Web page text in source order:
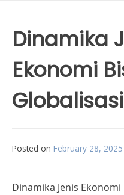
Dinamika
Ekonomi
Globalisasi
Posted on February 28, 2025
Dinamika Jenis